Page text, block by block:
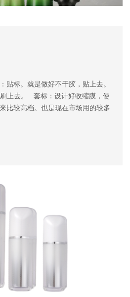
贴标。就是做好不干胶，贴上去。
上去。 套标：设计好收缩膜，使
比较高档。也是现在市场用的较多